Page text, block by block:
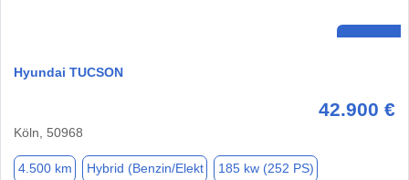
Hyundai TUCSON
42.900 €
Köln, 50968
4.500 km Hybrid (Benzin/Elekt 185 kw (252 PS)